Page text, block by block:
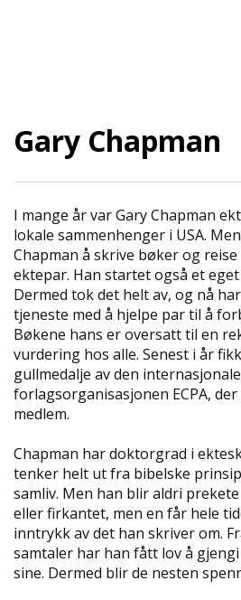
a
o
n
Gary Chapman
I mange år var Gary Chapman
lokale sammenhenger i USA.
Chapman å skrive bøker og
ektepar. Han startet også et
Dermed tok det helt av, og nå
tjeneste med å hjelpe par til å
Bøkene hans er oversatt til en
vurdering hos alle. Senest i år
gullmedalje av den
forlagsorganisasjonen ECPA,
medlem.
Chapman har doktorgrad i
tenker helt ut fra bibelske
samliv. Men han blir aldri
eller firkantet, men en får hele
inntrykk av det han skriver om.
samtaler har han fått lov å
sine. Dermed blir de nesten
K
E
I
F
O
R
S
I
D
E
N
A
L
E
B
Ø
K
E
R